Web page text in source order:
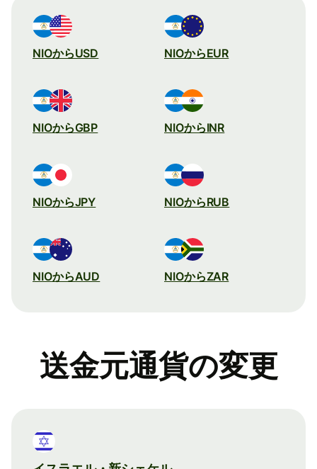
NIOからUSD NIOからEUR
NIOからGBP NIOからINR
NIOからJPY NIOからRUB
NIOからAUD NIOからZAR
送金元通貨の変更